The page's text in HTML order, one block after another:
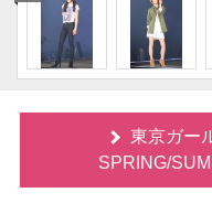
東京ガー
SPRING/